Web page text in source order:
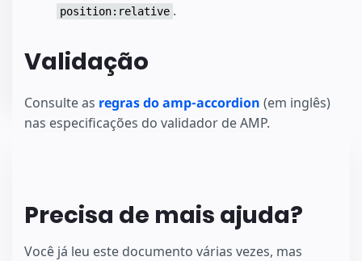
position:relative .
Validação
Consulte as regras do amp-accordion (em inglês)
nas especificações do validador de AMP.
Precisa de mais ajuda?
Você já leu este documento várias vezes, mas